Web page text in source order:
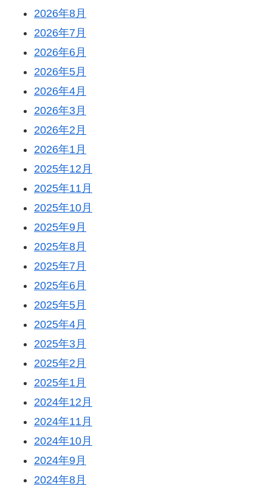
2026年8月
2026年7月
2026年6月
2026年5月
2026年4月
2026年3月
2026年2月
2026年1月
2025年12月
2025年11月
2025年10月
2025年9月
2025年8月
2025年7月
2025年6月
2025年5月
2025年4月
2025年3月
2025年2月
2025年1月
2024年12月
2024年11月
2024年10月
2024年9月
2024年8月